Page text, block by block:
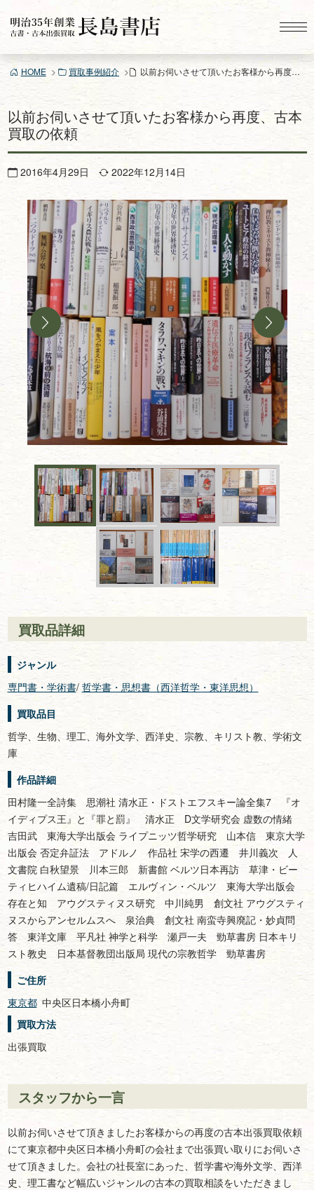
ン
ツ
ス
キ
ッ
HOME 買取事例紹介 以前お伺いさせて頂いたお客様から再度、古本買取の依頼
以前お伺いさせて頂いたお客様から再度、古本
買取の依頼
2016年4月29日 2022年12月14日
買取品詳細
ジャンル
専門書・学術書/ 哲学書・思想書（西洋哲学・東洋思想）
買取品目
哲学、生物、理工、海外文学、西洋史、宗教、キリスト教、学術文
庫
作品詳細
田村隆一全詩集 思潮社 清水正・ドストエフスキー論全集7 『オ
イディプス王』と『罪と罰』 清水正 D文学研究会 虚数の情緒
吉田武 東海大学出版会 ライプニッツ哲学研究 山本信 東京大学
出版会 否定弁証法 アドルノ 作品社 宋学の西遷 井川義次 人
文書院 白秋望景 川本三郎 新書館 ベルツ日本再訪 草津・ビー
ティヒハイム遺稿/日記篇 エルヴィン・ベルツ 東海大学出版会
存在と知 アウグスティヌス研究 中川純男 創文社 アウグスティ
ヌスからアンセルムスへ 泉治典 創文社 南蛮寺興廃記・妙貞問
答 東洋文庫 平凡社 神学と科学 瀬戸一夫 勁草書房 日本キリ
スト教史 日本基督教団出版局 現代の宗教哲学 勁草書房
ご住所
東京都 中央区日本橋小舟町
買取方法
出張買取
スタッフから一言
以前お伺いさせて頂きましたお客様からの再度の古本出張買取依頼
にて東京都中央区日本橋小舟町の会社まで出張買い取りにお伺いさ
せて頂きました。会社の社長室にあった、哲学書や海外文学、西洋
史、理工書など幅広いジャンルの古本の買取相談をいただきまし